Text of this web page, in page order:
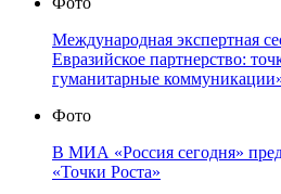
Международная экспертная
Евразийское партнерство:
гуманитарные
Фото
В МИА «Россия сегодня»
«Точки Роста»